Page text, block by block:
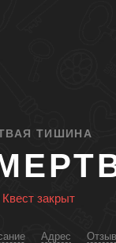
ТИШИНА
закрыт
Адрес